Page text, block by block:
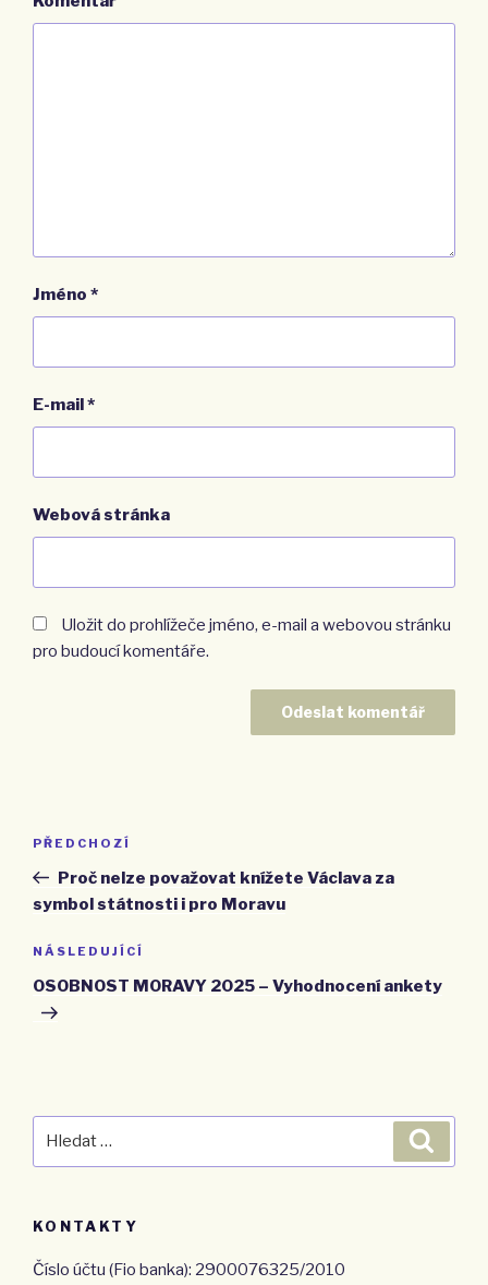
Jméno *
E-mail*
Webová stránka
Uložit do prohlížeče jméno, e-mail a webovou stránku
pro budoucí komentáře.
Navigace
příspěvek
Předchozí
příspěvek
PŘEDCHOZÍ
Proč nelze považovat knížete Václava za
symbol státnosti i pro Moravu
Následující
příspěvek
NÁSLEDUJÍCÍ
OSOBNOST MORAVY 2025 – Vyhodnocení ankety
KONTAKTY
Číslo účtu (Fio banka): 2900076325/2010